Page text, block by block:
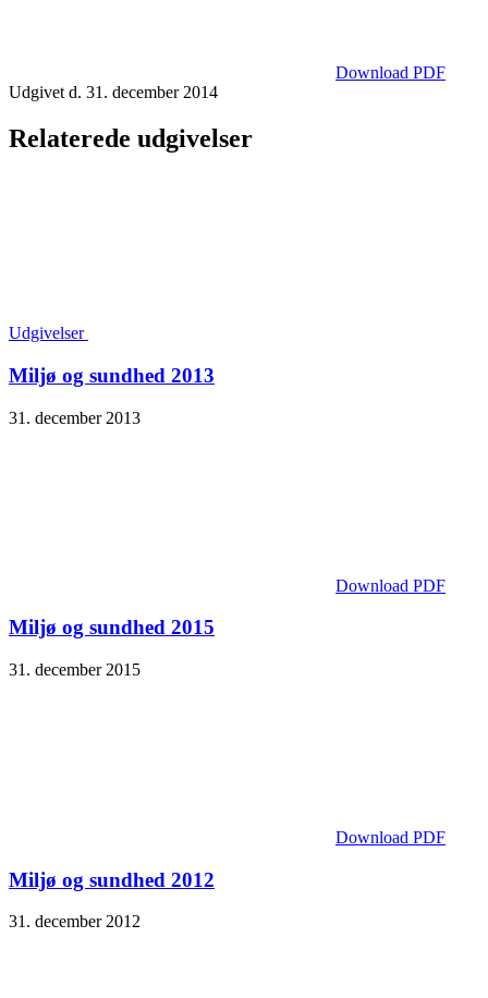
Download PDF
Udgivet d. 31. december 2014
Relaterede udgivelser
Udgivelser
Miljø og sundhed 2013
31. december 2013
Download PDF
Miljø og sundhed 2015
31. december 2015
Download PDF
Miljø og sundhed 2012
31. december 2012